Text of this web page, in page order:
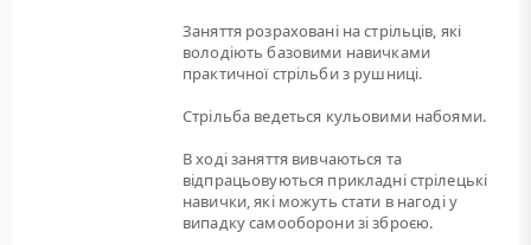
Заняття розраховані на стрільців, які
володіють базовими навичками
практичної стрільби з рушниці.
Стрільба ведеться кульовими набоями.
В ході заняття вивчаються та
відпрацьовуються прикладні стрілецькі
навички, які можуть стати в нагоді у
випадку самооборони зі зброєю.